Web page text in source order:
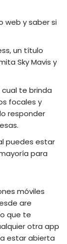
web y saber si
un título
Sky Mavis y
te brinda
focales y
responder
puedes estar
para
móviles
are
que te
otra app
estar abierta